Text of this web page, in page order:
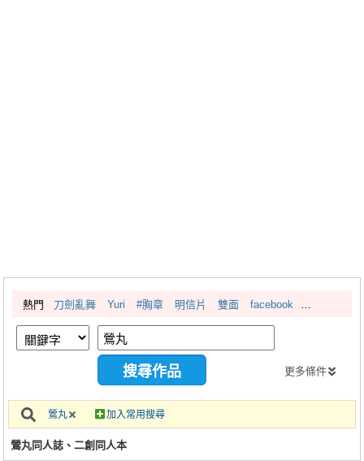
繪圖藝廊
交流中心
攤位轉讓區
會員中心
註冊會員
熱門 刀劍亂舞 Yuri #胸章 明信片 雙面 facebook
更多條件
鶯丸 加入常用搜尋
鶯丸同人誌、二創同人本